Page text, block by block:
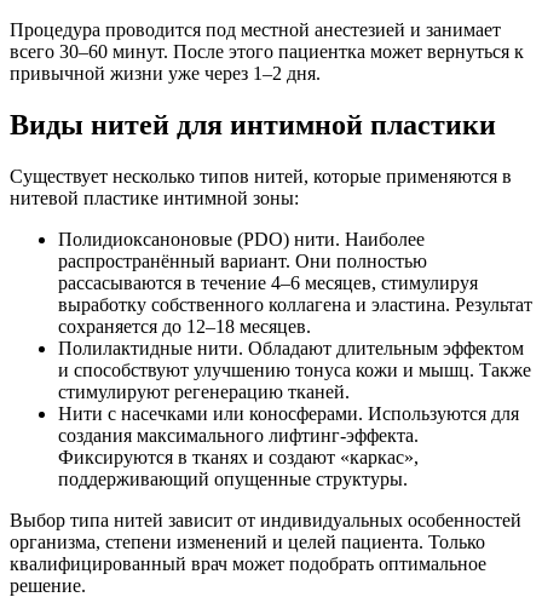
Процедура проводится под местной анестезией и занимает
всего 30–60 минут. После этого пациентка может вернуться к
привычной жизни уже через 1–2 дня.
Виды нитей для интимной пластики
Существует несколько типов нитей, которые применяются в
нитевой пластике интимной зоны:
Полидиоксаноновые (PDO) нити. Наиболее
распространённый вариант. Они полностью
рассасываются в течение 4–6 месяцев, стимулируя
выработку собственного коллагена и эластина. Результат
сохраняется до 12–18 месяцев.
Полилактидные нити. Обладают длительным эффектом
и способствуют улучшению тонуса кожи и мышц. Также
стимулируют регенерацию тканей.
Нити с насечками или коносферами. Используются для
создания максимального лифтинг-эффекта.
Фиксируются в тканях и создают «каркас»,
поддерживающий опущенные структуры.
Выбор типа нитей зависит от индивидуальных особенностей
организма, степени изменений и целей пациента. Только
квалифицированный врач может подобрать оптимальное
решение.